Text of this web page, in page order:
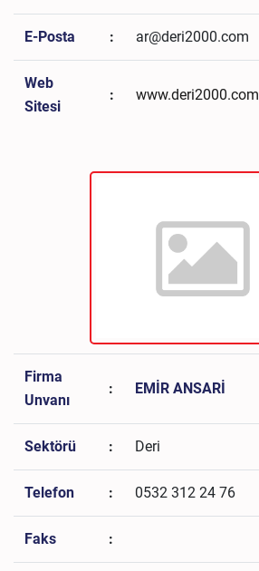
E-Posta : ar@deri2000.com
Web
Sitesi
: www.deri2000.com
Firma
Unvanı
: EMİR ANSARİ
Sektörü : Deri
Telefon : 0532 312 24 76
Faks :